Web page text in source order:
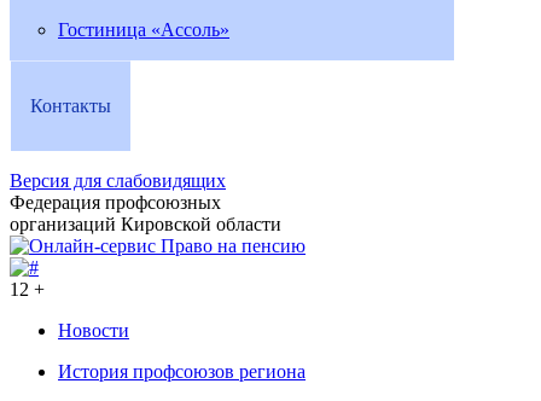
Гостиница «Ассоль»
Контакты
Версия для слабовидящих
Федерация профсоюзных
организаций Кировской области
12 +
Новости
История профсоюзов региона